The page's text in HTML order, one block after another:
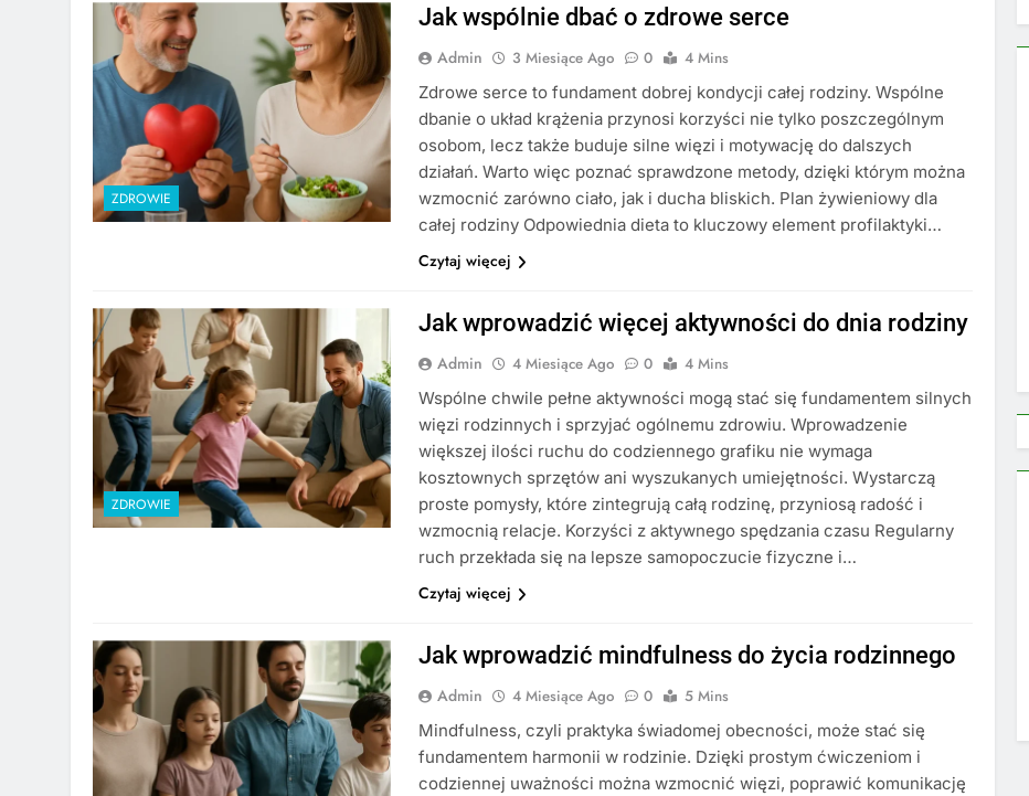
ZDROWIE
Jak wspólnie dbać o zdrowe serce
Admin 3 Miesiące Ago 0
4 Mins
Zdrowe serce to fundament dobrej kondycji całej rodziny. Wspólne
dbanie o układ krążenia przynosi korzyści nie tylko poszczególnym
osobom, lecz także buduje silne więzi i motywację do dalszych
działań. Warto więc poznać sprawdzone metody, dzięki którym można
wzmocnić zarówno ciało, jak i ducha bliskich. Plan żywieniowy dla
całej rodziny Odpowiednia dieta to kluczowy element profilaktyki…
Czytaj więcej
ZDROWIE
Jak wprowadzić więcej aktywności do dnia rodziny
Admin 4 Miesiące Ago 0
4 Mins
Wspólne chwile pełne aktywności mogą stać się fundamentem silnych
więzi rodzinnych i sprzyjać ogólnemu zdrowiu. Wprowadzenie
większej ilości ruchu do codziennego grafiku nie wymaga
kosztownych sprzętów ani wyszukanych umiejętności. Wystarczą
proste pomysły, które zintegrują całą rodzinę, przyniosą radość i
wzmocnią relacje. Korzyści z aktywnego spędzania czasu Regularny
ruch przekłada się na lepsze samopoczucie fizyczne i…
Czytaj więcej
Jak wprowadzić mindfulness do życia rodzinnego
Admin 4 Miesiące Ago 0
5 Mins
Mindfulness, czyli praktyka świadomej obecności, może stać się
fundamentem harmonii w rodzinie. Dzięki prostym ćwiczeniom i
codziennej uważności można wzmocnić więzi, poprawić komunikację